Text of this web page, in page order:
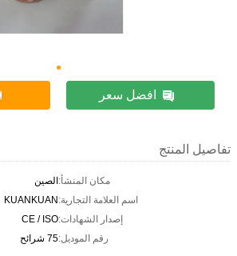
افضل سعر
تفاصيل المنتج
مكان المنشأ:الصين
اسم العلامة التجارية:KUANKUAN
إصدار الشهادات:CE / ISO
رقم الموديل:75 شرائح